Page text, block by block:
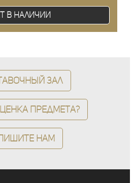
в наличии
зал
предмета?
нам